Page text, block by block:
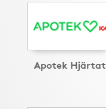
Apotek Hjärtat